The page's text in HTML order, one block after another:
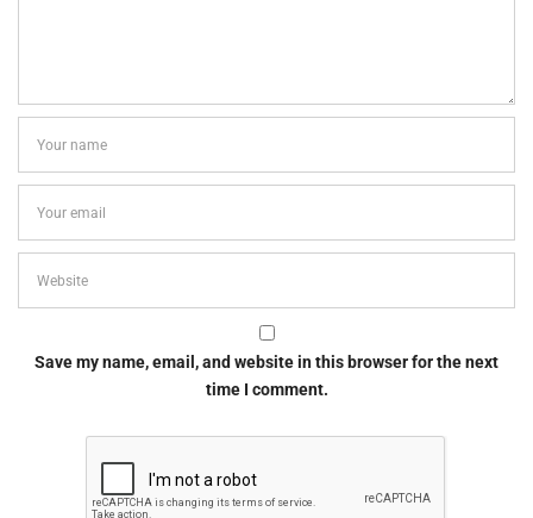
Save my name, email, and website in this browser for the next
time I comment.